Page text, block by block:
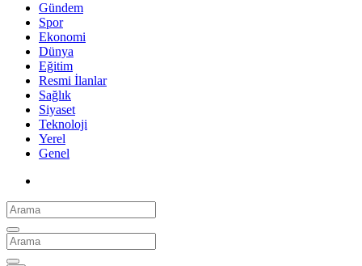
Gündem
Spor
Ekonomi
Dünya
Eğitim
Resmi İlanlar
Sağlık
Siyaset
Teknoloji
Yerel
Genel